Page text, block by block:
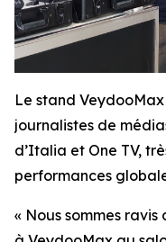
Le stand
journalistes de
d’Italia et One TV,
performances
« Nous sommes